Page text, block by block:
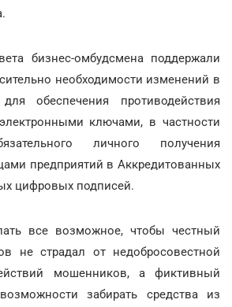
бизнес-омбудсмена поддержали
необходимости изменений в
для обеспечения противодействия
ключами, в частности
личного получения
предприятий в Аккредитованных
цифровых подписей.
все возможное, чтобы честный
не страдал от недобросовестной
мошенников, а фиктивный
забирать средства из